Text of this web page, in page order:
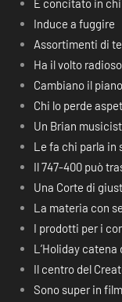
É concitato in
Induce a fuggire
Assortimenti di
Ha il volto radioso
Cambiano il
Chi lo perde
Un Brian
Le fa chi parla in
Il 747-400 può
Una Corte di
La materia con
I prodotti per i
L’Holiday catena
Il centro del
Sono super in